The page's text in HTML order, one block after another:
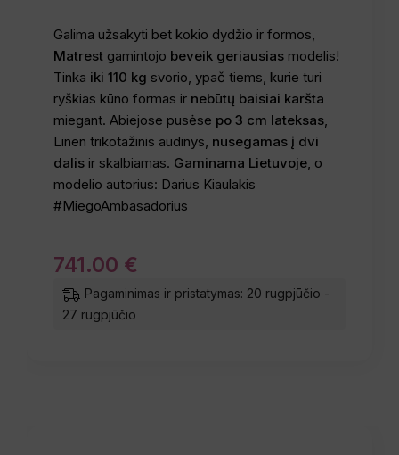
Galima užsakyti bet kokio dydžio ir formos,
Matrest gamintojo beveik geriausias modelis!
Tinka iki 110 kg svorio, ypač tiems, kurie turi
ryškias kūno formas ir nebūtų baisiai karšta
miegant. Abiejose pusėse po 3 cm lateksas
Linen trikotažinis audinys, nusegamas į dvi
dalis ir skalbiamas. Gaminama Lietuvoje , o
modelio autorius: Darius Kiaulakis
#MiegoAmbasadorius
741.00 €
Pagaminimas ir pristatymas: 20 rugpjūčio -
27 rugpjūčio